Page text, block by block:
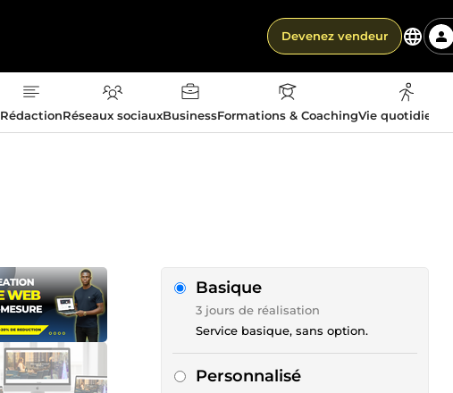
Devenez vendeur
RédactionRéseaux sociauxBusinessFormations & CoachingVie
Basique
3 jours de réalisation
Service basique, sans option.
Personnalisé